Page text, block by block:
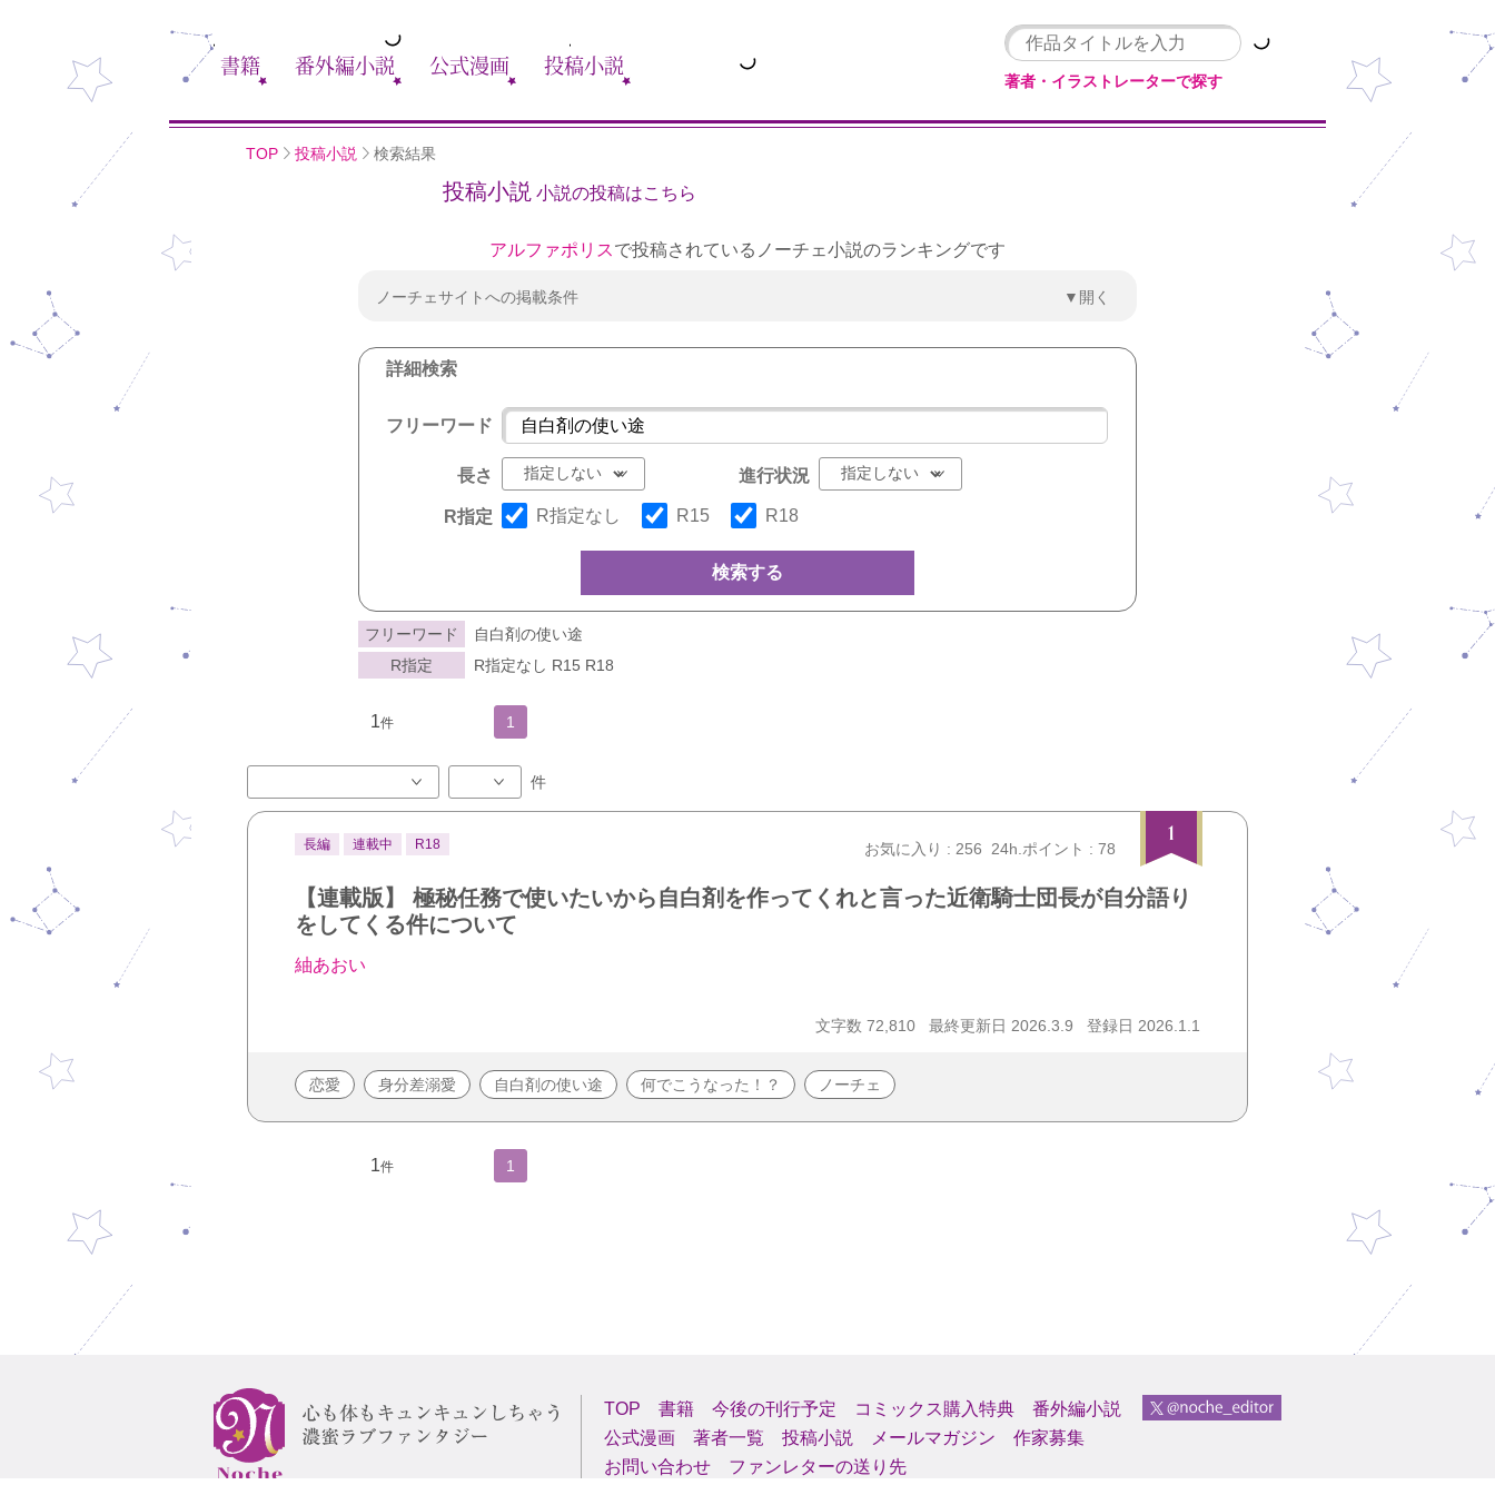
書籍 番外編小説 公式漫画 投稿小説
著者・イラストレーターで探す
TOP 投稿小説 検索結果
投稿小説 小説の投稿はこちら
アルファポリスで投稿されているノーチェ小説のランキングです
ノーチェサイトへの掲載条件 ▼開く
詳細検索
フリーワード
長さ 進行状況
R指定 R指定なし R15 R18
検索する
フリーワード
自白剤の使い途
R指定
R指定なし R15 R18
1件 1
件
1
長編 連載中 R18 お気に入り : 256 24h.ポイント : 78
【連載版】 極秘任務で使いたいから自白剤を作ってくれと言った近衛騎士団長が自分語り
をしてくる件について
紬あおい
文字数 72,810 最終更新日 2026.3.9 登録日 2026.1.1
恋愛 身分差溺愛 自白剤の使い途 何でこうなった！？ ノーチェ
1件 1
TOP 書籍 今後の刊行予定 コミックス購入特典
番外編小説
公式漫画
著者一覧 投稿小説 メールマガジン
作家募集
お問い合わせ
ファンレターの送り先